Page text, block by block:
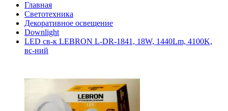
Главная
Светотехника
Декоративное освещение
Downlight
LED св-к LEBRON L-DR-1841, 18W, 1440Lm, 4100K,
вс-ний